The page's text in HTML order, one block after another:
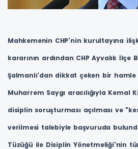
Mahkemenin CHP'nin kurultayına
kararının ardından CHP Ayvalık İlçe
Şalmanlı'dan dikkat çeken bir hamle
Muharrem Saygı aracılığıyla Kemal
disiplin soruşturması açılması ve
verilmesi talebiyle başvuruda
Tüzüğü ile Disiplin Yönetmeliği'nin